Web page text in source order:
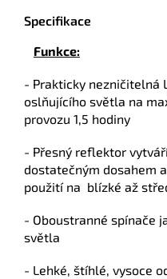
Specifikace
Funkce:
- Prakticky nezničitelná
oslňujícího světla na
provozu 1,5 hodiny
- Přesný reflektor
dostatečným dosahem
použití na blízké až
- Oboustranné spínače
světla
- Lehké, štíhlé, vysoce